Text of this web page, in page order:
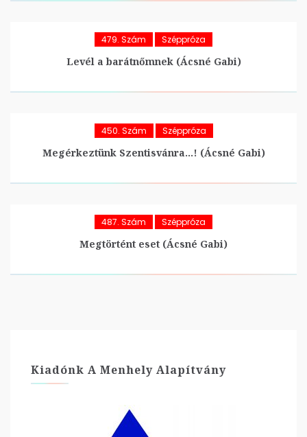
479. Szám Széppróza
Levél a barátnőmnek (Ácsné Gabi)
450. Szám Széppróza
Megérkeztünk Szentisvánra…! (Ácsné Gabi)
487. Szám Széppróza
Megtörtént eset (Ácsné Gabi)
Kiadónk A Menhely Alapítvány